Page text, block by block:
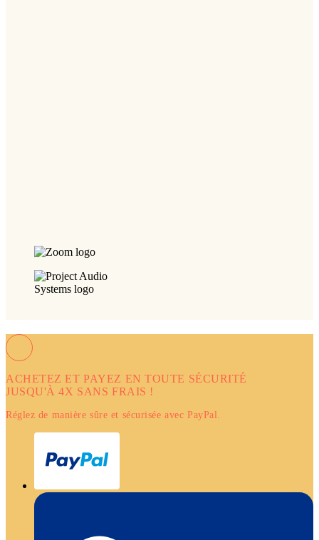
ACHETEZ ET PAYEZ EN TOUTE SÉCURITÉ
JUSQU'À 4X SANS FRAIS !
Réglez de manière sûre et sécurisée avec PayPal.